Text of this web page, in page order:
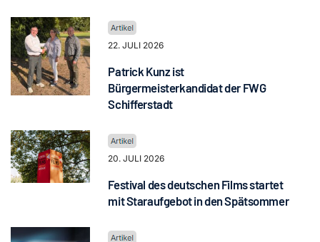
22. JULI 2026
Patrick Kunz ist
Bürgermeisterkandidat der FWG
Schifferstadt
20. JULI 2026
Festival des deutschen Films startet
mit Staraufgebot in den Spätsommer